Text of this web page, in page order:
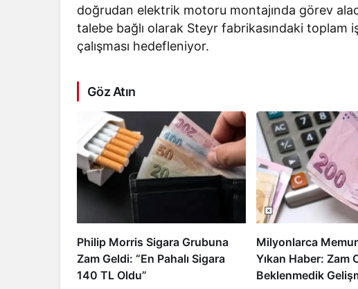
doğrudan elektrik motoru montajında görev
talebe bağlı olarak Steyr fabrikasındaki toplam
çalışması hedefleniyor.
Göz Atın
Philip Morris Sigara Grubuna
Zam Geldi: “En Pahalı Sigara
140 TL Oldu”
Milyonlarca Memur
Yıkan Haber: Zam
Beklenmedik